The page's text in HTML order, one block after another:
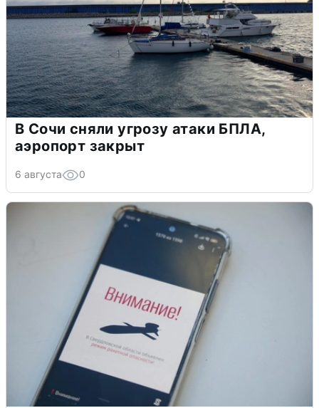
В Сочи сняли угрозу атаки БПЛА,
аэропорт закрыт
6 августа 0